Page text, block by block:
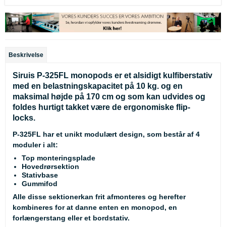
Beskrivelse
Siruis P-325FL monopods er et alsidigt kulfiberstativ
med en belastningskapacitet på 10 kg. og en
maksimal højde på 170 cm og som kan udvides og
foldes hurtigt takket være de ergonomiske flip-
locks.
P-325FL har et unikt modulært design, som består af 4
moduler i alt:
Top monteringsplade
Hovedrørsektion
Stativbase
Gummifod
Alle disse sektionerkan frit afmonteres og herefter
kombineres for at danne enten en monopod, en
forlængerstang eller et bordstativ.